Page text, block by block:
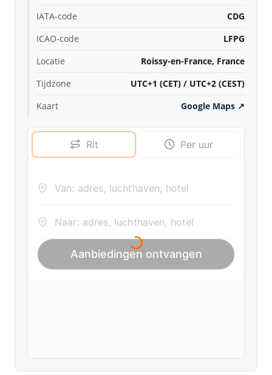
IATA-code
CDG
ICAO-code
LFPG
Locatie
Roissy-en-France, France
Tijdzone
UTC+1 (CET) / UTC+2 (CEST)
Kaart
Google Maps ↗